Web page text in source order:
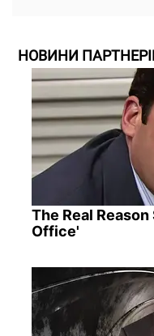
НОВИНИ
The Real
Office'